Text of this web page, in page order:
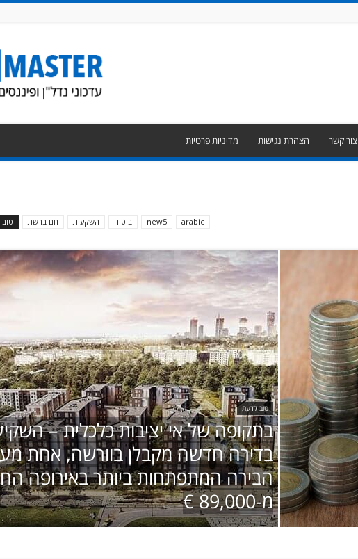
צור קשר הצהרת נגישות מדיניות פרטיות
arabic
new5 ביטוח השקעות חם ברשת
טוב לדעת
בתקופה של אי יציבות כלכלית –
בדירה חדשה מקבלן בוורשה, אחת
הבירה המתפתחות ביותר באירופה
מ-89,000 €